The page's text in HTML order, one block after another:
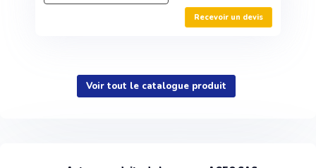
Recevoir un devis
Voir tout le catalogue produit